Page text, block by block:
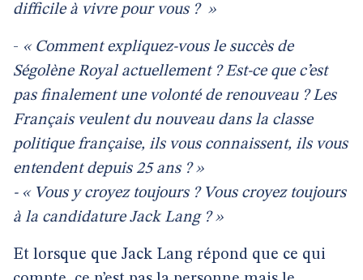
difficile à vivre pour vous ? »
- « Comment expliquez-vous le succès de
Ségolène Royal actuellement ? Est-ce que c’est
pas finalement une volonté de renouveau ? Les
Français veulent du nouveau dans la classe
politique française, ils vous connaissent, ils vous
entendent depuis 25 ans ? »
- « Vous y croyez toujours ? Vous croyez toujours
à la candidature Jack Lang ? »
Et lorsque que Jack Lang répond que ce qui